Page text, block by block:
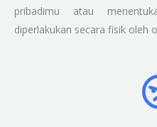
pribadimu atau
diperlakukan secara fisik oleh